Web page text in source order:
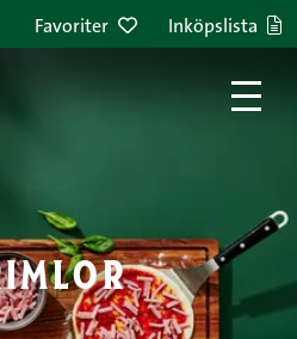
Favoriter Inköpslista